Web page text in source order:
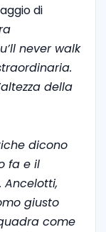
di
never walk
della
dicono
fa e il
Ancelotti,
giusto
come